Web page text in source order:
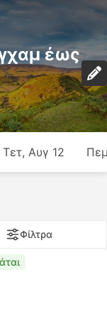
έως
Τετ, Αυγ 12
Φίλτρα